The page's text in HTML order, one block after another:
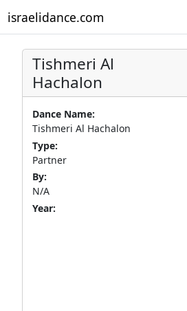
israelidance.com
Tishmeri Al
Hachalon
Dance Name:
Tishmeri Al Hachalon
Type:
Partner
By:
N/A
Year: